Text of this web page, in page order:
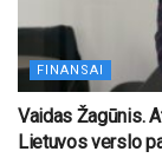
FINANSAI
Vaidas Žagūnis.
Lietuvos verslo